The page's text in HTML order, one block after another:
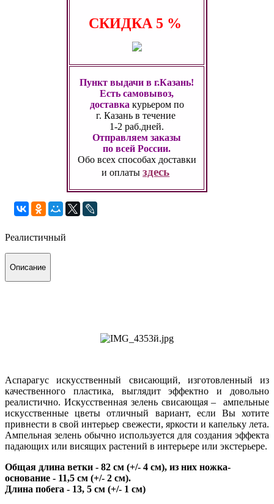
СКИДКА 5 %
Пункт выдачи в г.Казань!
Есть самовывоз,
доставка курьером по
г. Казань в течение
1-2 раб.дней.
Отправляем заказы
по всей России.
Обо всех способах доставки
и оплатыздесь
Реалистичный
Описание
Аспарагус искусственный свисающий, изготовленный из
качественного пластика, выглядит эффектно и довольно
реалистично. Искусственная зелень свисающая – ампельные
искусственные цветы отличный вариант, если Вы хотите
привнести в свой интерьер свежести, яркости и капельку лета.
Ампельная зелень обычно используется для создания эффекта
падающих или висящих растений в интерьере или экстерьере.
Общая длина ветки - 82 см (+/- 4 см), из них ножка-
основание - 11,5 см (+/- 2 см).
Длина побега - 13, 5 см (+/- 1 см)